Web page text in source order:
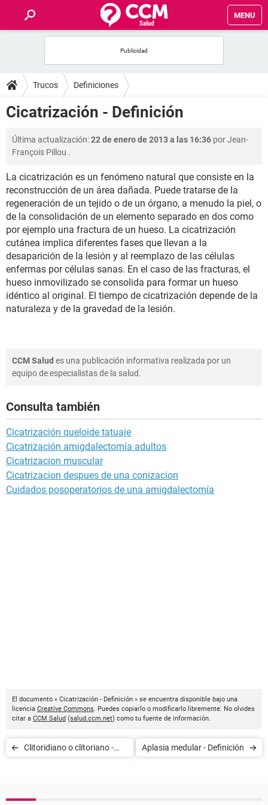
MENU
FOROS
SALUD
FAMILIA
BIENESTAR
SEXUALIDAD
GLOSARIO
Trucos Definiciones
Cicatrización - Definición
Última actualización:22 de enero de 2013 a las 16:36 porJean-
François Pillou .
La cicatrización es un fenómeno natural que consiste en la
reconstrucción de un área dañada. Puede tratarse de la
regeneración de un tejido o de un órgano, a menudo la piel, o
de la consolidación de un elemento separado en dos como
por ejemplo una fractura de un hueso. La cicatrización
cutánea implica diferentes fases que llevan a la
desaparición de la lesión y al reemplazo de las células
enfermas por células sanas. En el caso de las fracturas, el
hueso inmovilizado se consolida para formar un hueso
idéntico al original. El tiempo de cicatrización depende de la
naturaleza y de la gravedad de la lesión.
CCM Salud es una publicación informativa realizada por un
equipo de especialistas de la salud.
Consulta también
Cicatrización queloide tatuaje
Cicatrización amigdalectomía adultos
Cicatrizacion muscular
Cicatrizacion despues de una conizacion
Cuidados posoperatorios de una amigdalectomía
El documento « Cicatrización - Definición » se encuentra disponible bajo una
licencia Creative Commons. Puedes copiarlo o modificarlo libremente. No olvides
citar a CCM Salud (salud.ccm.net) como tu fuente de información.
Clitoridiano o clitoriano -
Aplasia medular - Definición